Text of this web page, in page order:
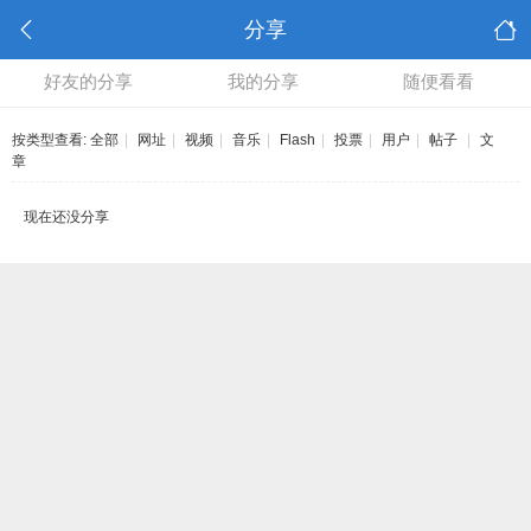
分享
好友的分享 我的分享 随便看看
按类型查看: 全部 网址 视频 音乐 Flash 投票 用户 帖子
文
章
现在还没分享